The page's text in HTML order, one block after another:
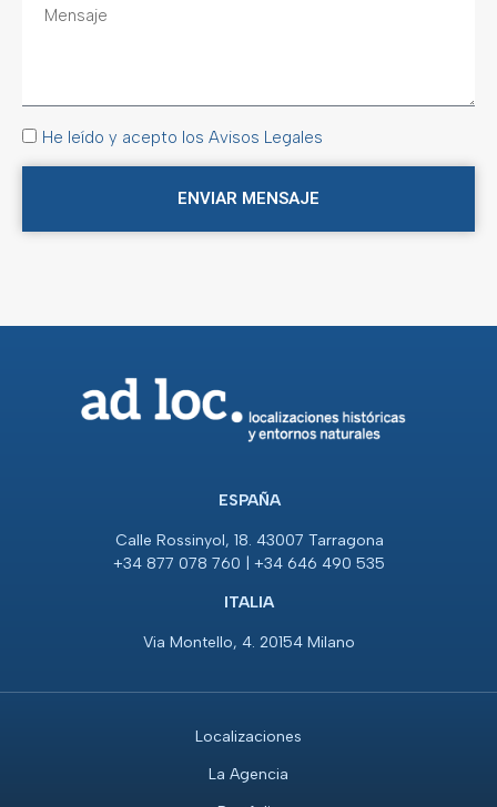
He leído y acepto los Avisos Legales
ENVIAR MENSAJE
ESPAÑA
Calle Rossinyol, 18. 43007 Tarragona
+34 877 078 760 | +34 646 490 535
ITALIA
Via Montello, 4. 20154 Milano
Localizaciones
La Agencia